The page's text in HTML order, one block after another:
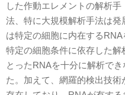
した作動エレメントの解析手
法、特に大規模解析手法は
は特定の細胞に内在するRNA
特定の細胞条件に依存した
とったRNAを十分に解析で
た。加えて、網羅的検出技